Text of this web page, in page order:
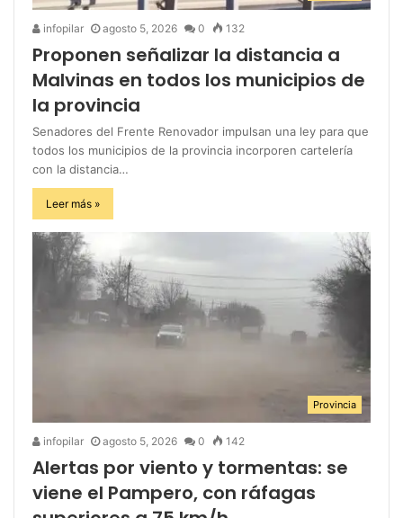
infopilar agosto 5, 2026 0 132
Proponen señalizar la distancia a
Malvinas en todos los municipios de
la provincia
Senadores del Frente Renovador impulsan una ley para que
todos los municipios de la provincia incorporen cartelería
con la distancia…
Leer más »
Provincia
infopilar agosto 5, 2026 0 142
Alertas por viento y tormentas: se
viene el Pampero, con ráfagas